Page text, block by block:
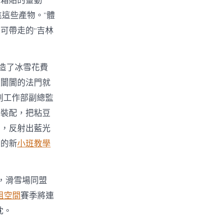
些產物。”體
帶走的“吉林
了冰雪花費
闠的法門就
工作部副總監
配，把粘豆
反射出藍光
新小班教學
滑雪場同盟
空間賽季將連